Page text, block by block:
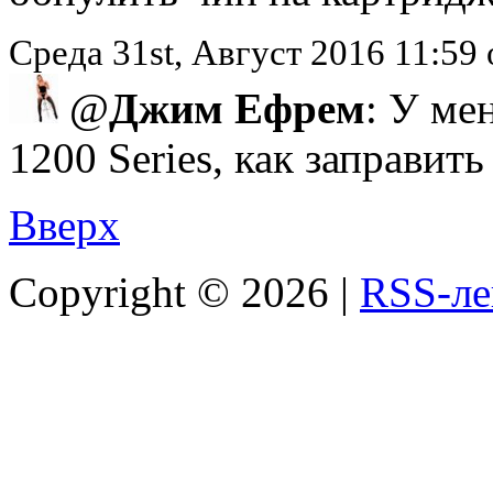
Среда 31st, Август 2016
@Джим Ефрем: У
1200 Series, как
Вверх
Copyright © 2026 | RSS-